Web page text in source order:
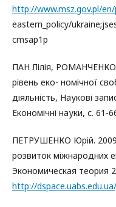
http://www.msz.gov.pl/
eastern_policy/
cmsap1p
ПАН Лілія, РОМАНЧЕНКО
рівень еко- номічної
діяльність, Наукові
Економічні науки, с. 61-
ПЕТРУШЕНКО Юрій. 2009.
розвиток міжнародних
Экономическая теория
http://